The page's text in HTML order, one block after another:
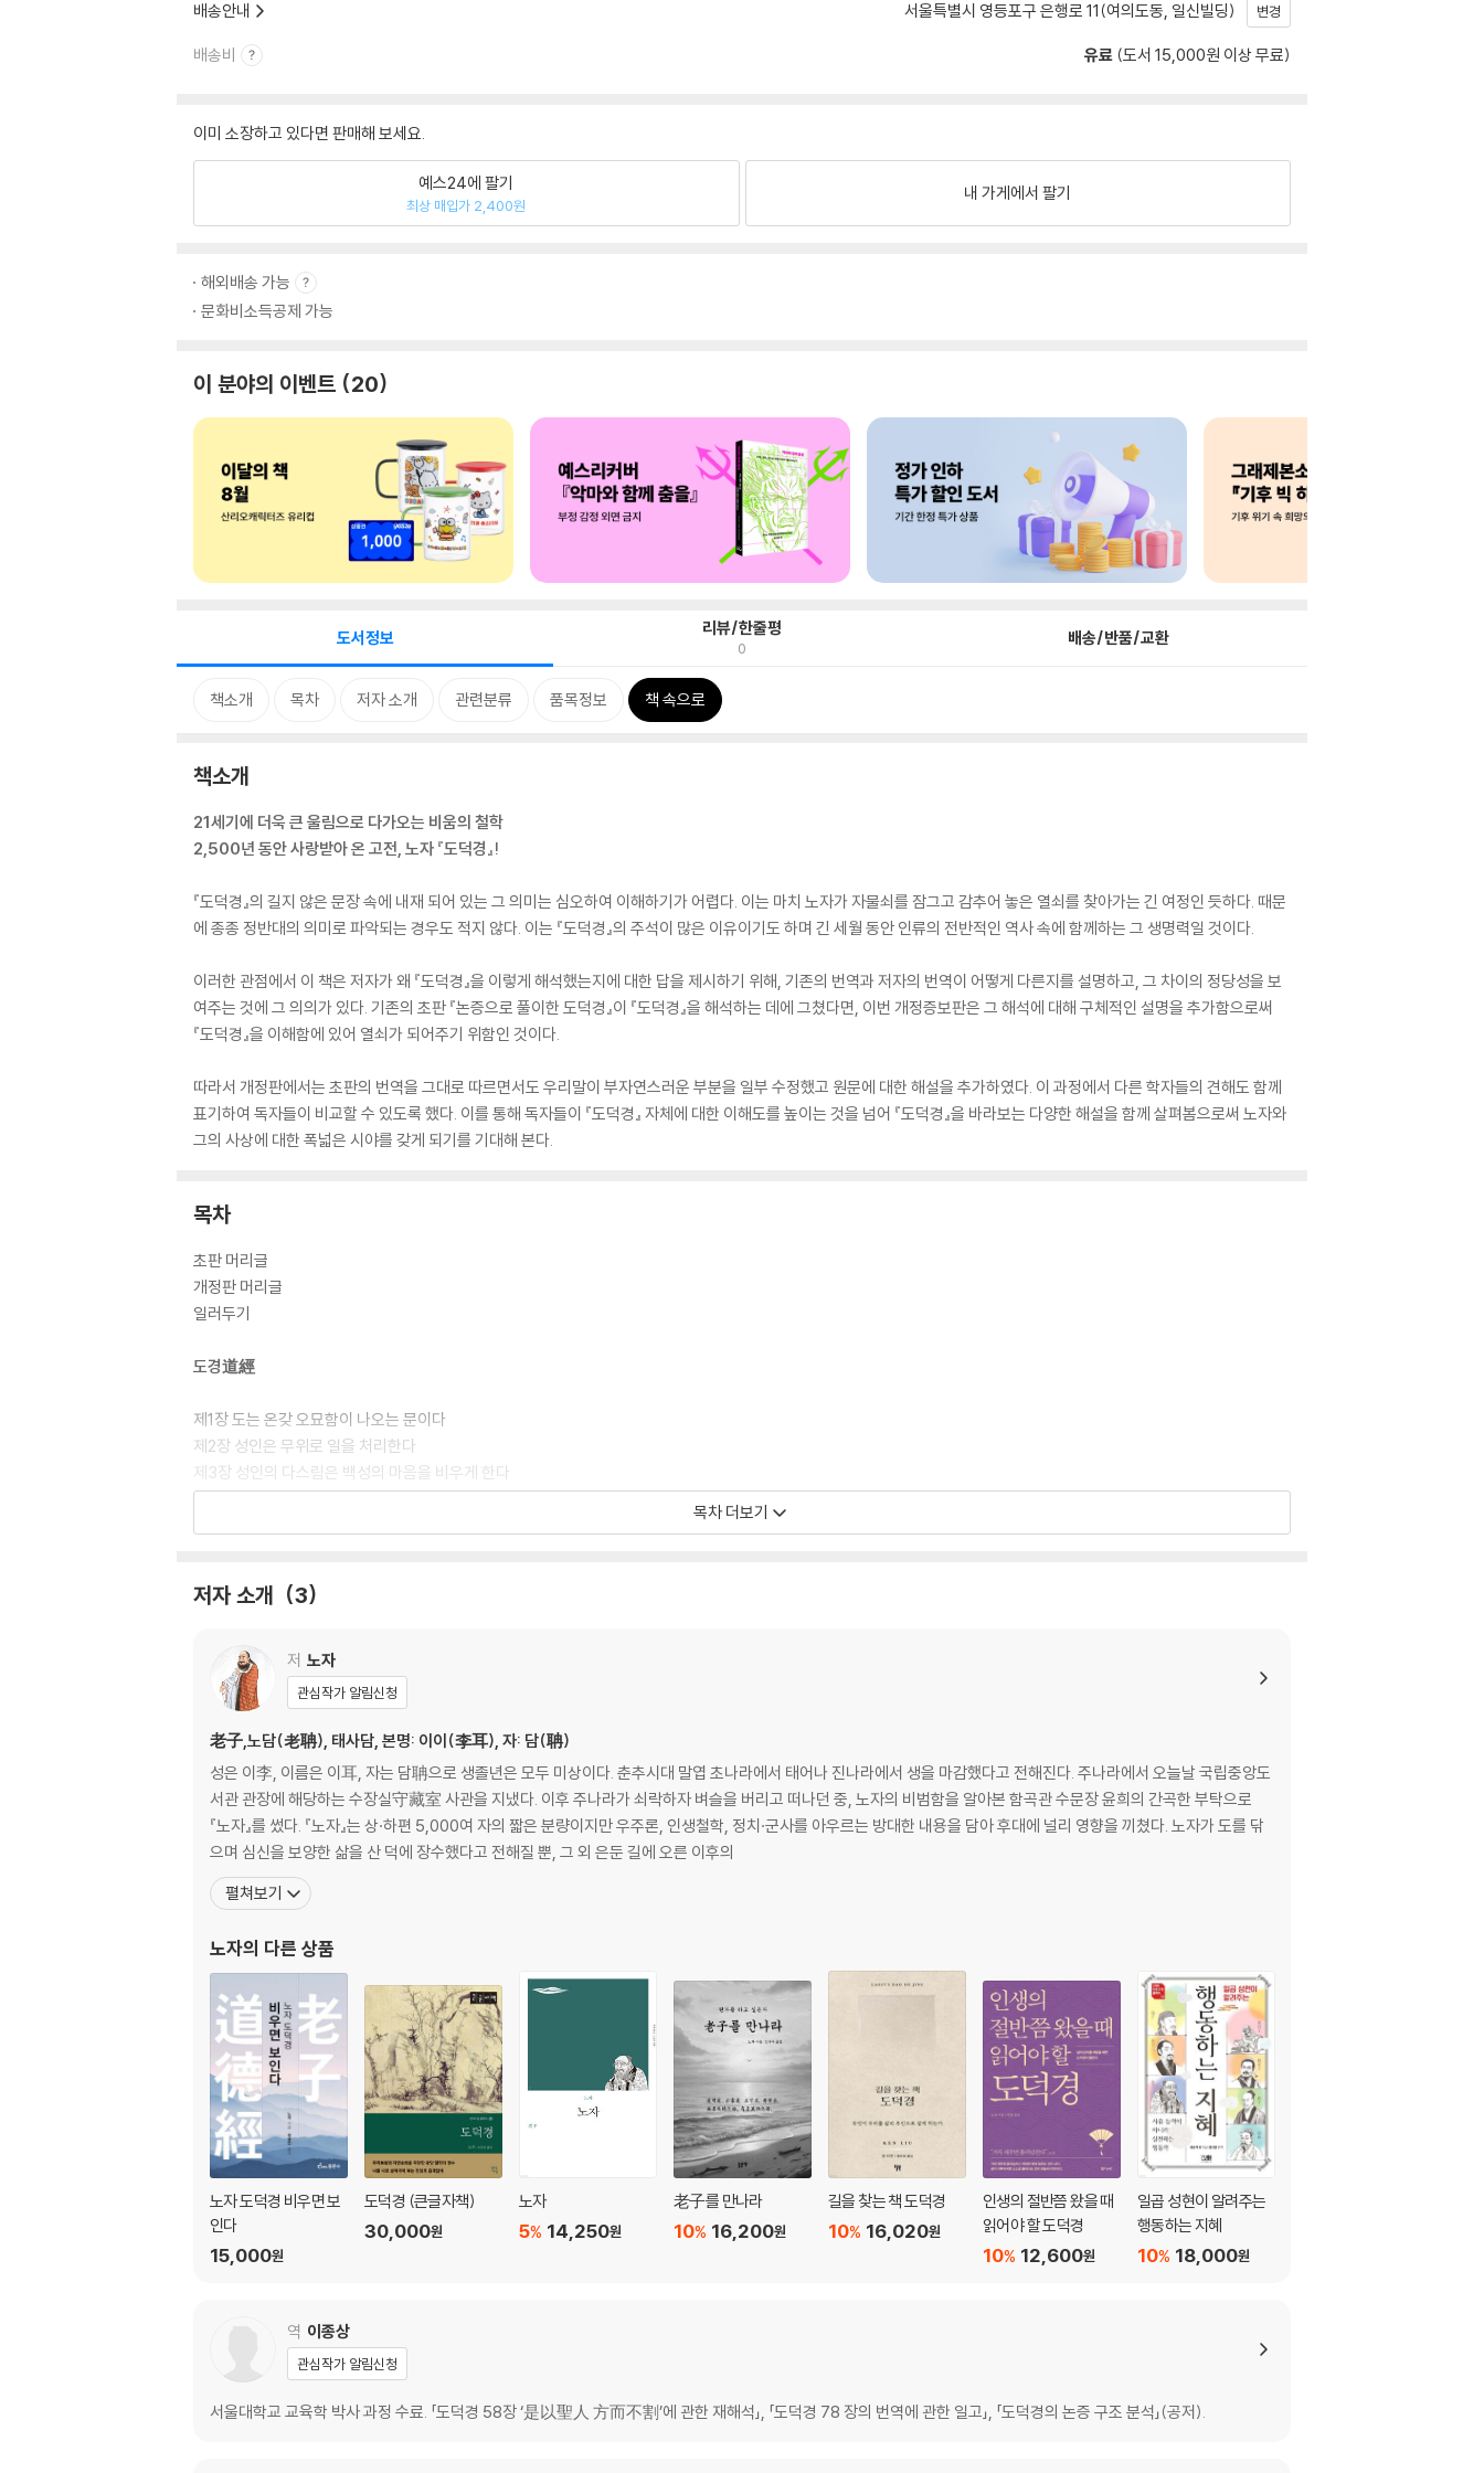
배송안내 서울특별시 영등포구 은행로 11(여의도동, 일신빌딩) 변경
배송비 유료 (도서 15,000원 이상 무료)
이미 소장하고 있다면 판매해 보세요.
예스24에 팔기
최상 매입가 2,400원
내 가게에서 팔기
해외배송 가능
문화비소득공제 가능
이 분야의 이벤트 20
도서정보 리뷰/한줄평
0 배송/반품/교환
책소개 목차 저자 소개 관련분류 품목정보 책 속으로
책소개
21세기에 더욱 큰 울림으로 다가오는 비움의 철학
2,500년 동안 사랑받아 온 고전, 노자 『도덕경』!
『도덕경』의 길지 않은 문장 속에 내재 되어 있는 그 의미는 심오하여 이해하기가 어렵다. 이는 마치 노자가 자물쇠를 잠그고 감추어 놓은 열쇠를 찾아가는 긴 여정인 듯하다. 때문
에 종종 정반대의 의미로 파악되는 경우도 적지 않다. 이는 『도덕경』의 주석이 많은 이유이기도 하며 긴 세월 동안 인류의 전반적인 역사 속에 함께하는 그 생명력일 것이다.
이러한 관점에서 이 책은 저자가 왜 『도덕경』을 이렇게 해석했는지에 대한 답을 제시하기 위해, 기존의 번역과 저자의 번역이 어떻게 다른지를 설명하고, 그 차이의 정당성을 보
여주는 것에 그 의의가 있다. 기존의 초판 『논증으로 풀이한 도덕경』이 『도덕경』을 해석하는 데에 그쳤다면, 이번 개정증보판은 그 해석에 대해 구체적인 설명을 추가함으로써
『도덕경』을 이해함에 있어 열쇠가 되어주기 위함인 것이다.
따라서 개정판에서는 초판의 번역을 그대로 따르면서도 우리말이 부자연스러운 부분을 일부 수정했고 원문에 대한 해설을 추가하였다. 이 과정에서 다른 학자들의 견해도 함께
표기하여 독자들이 비교할 수 있도록 했다. 이를 통해 독자들이 『도덕경』 자체에 대한 이해도를 높이는 것을 넘어 『도덕경』을 바라보는 다양한 해설을 함께 살펴봄으로써 노자와
그의 사상에 대한 폭넓은 시야를 갖게 되기를 기대해 본다.
목차
초판 머리글
개정판 머리글
일러두기
도경道經
제1장 도는 온갖 오묘함이 나오는 문이다
제2장 성인은 무위로 일을 처리한다
제3장 성인의 다스림은 백성의 마음을 비우게 한다
제4장 도는 하느님보다 먼저인 것 같다
제8장 바람직한 머무름은 땅처럼 하는 것이다
제10장 낳아도 소유하지 않는다
제11장 없음이 쓰임새를 만든다
제12장 성인은 배를 위하고 눈을 위하지 않는다
제13장 천하를 몸으로 위하는 자에게 맡길 수 있다
제14장 옛날의 도를 가지고 현실을 다스린다
제15장 도를 지닌 자는 낡은 것을 참아내고 새롭게 하지 않는다
제16장 도를 얻으면 몸이 다할 때까지 위태롭지 않다
제17장 훌륭한 통치자는 느긋하고 말을 아낀다
제19장 소속이 있게 하고 욕심을 줄이게 한다
제21장 도로 인하여 만물의 처음을 본다
제22장 스스로 내보이지 않아야 뚜렷하게 드러난다
제23장 세상 사람은 도를 좇아야 한다
제24장 도를 지닌 사람은 스스로 내세우지 않는다
제25장 사람은 자연을 본받아야 한다
제26장 가벼우면 근본을 잃는다
제27장 성인은 사람을 잘 구제하여 버리지 않는다
제28장 큰 다스림은 자르지 않는다
제29장 성인은 지나침, 거만함, 교만함을 버린다
제31장 성능이 뛰어난 병기는 군자의 도구가 아니다
제32장 임금이 도를 지키면 만물은 스스로 복종한다
제33장 자기를 아는 사람은 사리에 밝다
제35장 도를 지니고 세상에 나아가야 편안함이 크다
제36장 나라의 권력을 백성에게 보여 줘서는 안 된다
제37장 도를 지키면 만물은 스스로 변화한다
덕경德經
목차 더보기
저자 소개 3
저 노자
관심작가 알림신청
老子,노담(老聃), 태사담, 본명: 이이(李耳), 자: 담(聃)
성은 이李, 이름은 이耳, 자는 담聃으로 생졸년은 모두 미상이다. 춘추시대 말엽 초나라에서 태어나 진나라에서 생을 마감했다고 전해진다. 주나라에서 오늘날 국립중앙도
서관 관장에 해당하는 수장실守藏室 사관을 지냈다. 이후 주나라가 쇠락하자 벼슬을 버리고 떠나던 중, 노자의 비범함을 알아본 함곡관 수문장 윤희의 간곡한 부탁으로
『노자』를 썼다. 『노자』는 상·하편 5,000여 자의 짧은 분량이지만 우주론, 인생철학, 정치·군사를 아우르는 방대한 내용을 담아 후대에 널리 영향을 끼쳤다. 노자가 도를 닦
으며 심신을 보양한 삶을 산 덕에 장수했다고 전해질 뿐, 그 외 은둔 길에 오른 이후의
펼쳐보기
노자의 다른 상품
노자 도덕경 비우면 보
인다
15,000원
도덕경 (큰글자책)
30,000원
노자
14,250원
5%
老子를 만나라
16,200원
10%
길을 찾는 책 도덕경
16,020원
10%
인생의 절반쯤 왔을 때
읽어야 할 도덕경
12,600원
10%
일곱 성현이 알려주는
행동하는 지혜
18,000원
10%
역 이종상
관심작가 알림신청
서울대학교 교육학 박사 과정 수료. 「도덕경 58장 ‘是以聖人 方而不割’에 관한 재해석」, 「도덕경 78 장의 번역에 관한 일고」, 「도덕경의 논증 구조 분석」(공저).